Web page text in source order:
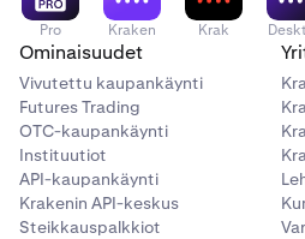
Pro Kraken Krak
Ominaisuudet
Vivutettu kaupankäynti
Futures Trading
OTC-kaupankäynti
Instituutiot
API-kaupankäynti
Krakenin API-keskus
Steikkauspalkkiot